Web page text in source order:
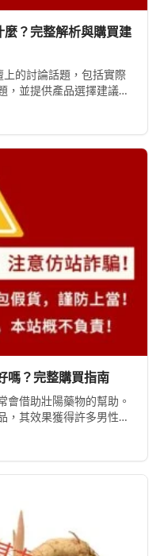
麼？完整解析與購買建
上的討論話題，包括實際
，並提供產品選擇建議，
嗎？完整購買指南
會借助壯陽藥物的幫助。
，其效果獲得許多男性朋